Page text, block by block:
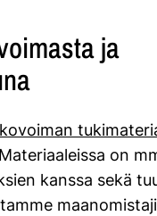
ja
on
kanssa sekä